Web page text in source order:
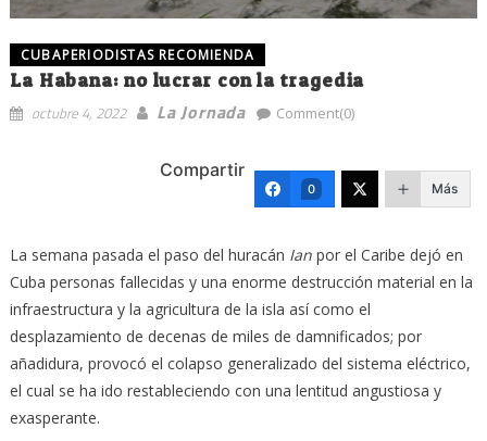
CUBAPERIODISTAS RECOMIENDA
La Habana: no lucrar con la tragedia
octubre 4, 2022 La Jornada Comment(0)
Compartir
0 Más
La semana pasada el paso del huracán Ianpor el Caribe dejó en
Cuba personas fallecidas y una enorme destrucción material en la
infraestructura y la agricultura de la isla así como el
desplazamiento de decenas de miles de damnificados; por
añadidura, provocó el colapso generalizado del sistema eléctrico,
el cual se ha ido restableciendo con una lentitud angustiosa y
exasperante.